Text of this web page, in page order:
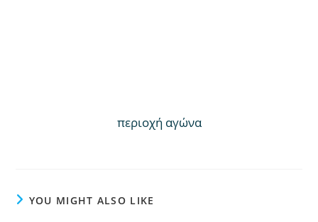
περιοχή αγώνα
YOU MIGHT ALSO LIKE